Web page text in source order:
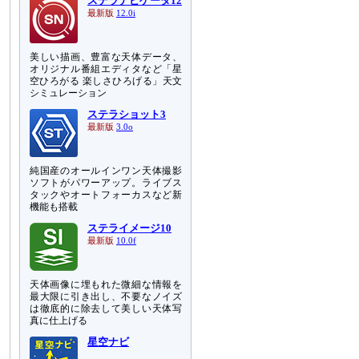
最新版 12.0i
美しい描画、豊富な天体データ、
オリジナル番組エディタなど「星
空ひろがる 楽しさひろげる」天文
シミュレーション
ステラショット3
最新版 3.0o
純国産のオールインワン天体撮影
ソフトがパワーアップ。ライブス
タックやオートフォーカスなど新
機能も搭載
ステライメージ10
最新版 10.0f
天体画像に埋もれた微細な情報を
最大限に引き出し、不要なノイズ
は徹底的に除去して美しい天体写
真に仕上げる
星空ナビ